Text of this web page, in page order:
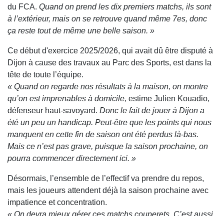
du FCA. Quand on prend les dix premiers matchs, ils sont
à l’extérieur, mais on se retrouve quand même 7es, donc
ça reste tout de même une belle saison. »
Ce début d'exercice 2025/2026, qui avait dû être disputé à
Dijon à cause des travaux au Parc des Sports, est dans la
tête de toute l’équipe.
« Quand on regarde nos résultats à la maison, on montre
qu’on est imprenables à domicile, estime Julien Kouadio,
défenseur haut-savoyard. Donc le fait de jouer à Dijon a
été un peu un handicap. Peut-être que les points qui nous
manquent en cette fin de saison ont été perdus là-bas.
Mais ce n’est pas grave, puisque la saison prochaine, on
pourra commencer directement ici. »
Désormais, l’ensemble de l’effectif va prendre du repos,
mais les joueurs attendent déjà la saison prochaine avec
impatience et concentration.